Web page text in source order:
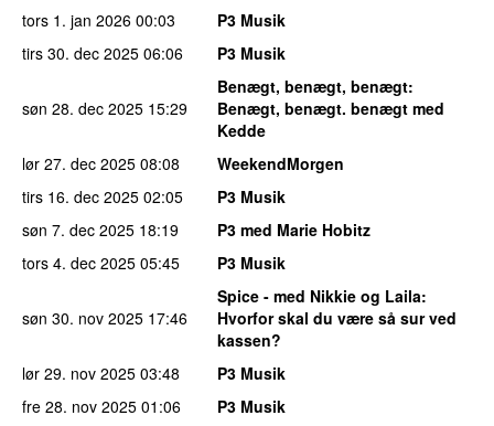
tors 1. jan 2026 00:03
P3 Musik
tirs 30. dec 2025 06:06 P3 Musik
søn 28. dec 2025 15:29
Benægt, benægt, benægt:
Benægt, benægt. benægt med
Kedde
lør 27. dec 2025 08:08
WeekendMorgen
tirs 16. dec 2025 02:05
P3 Musik
søn 7. dec 2025 18:19
P3 med Marie Hobitz
tors 4. dec 2025 05:45 P3 Musik
søn 30. nov 2025 17:46
Spice - med Nikkie og Laila:
Hvorfor skal du være så sur ved
kassen?
lør 29. nov 2025 03:48
P3 Musik
fre 28. nov 2025 01:06
P3 Musik